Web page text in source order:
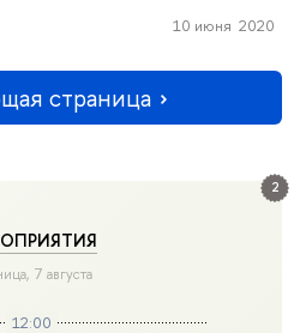
2
7 августа
12:00
10 июня 2020
страница